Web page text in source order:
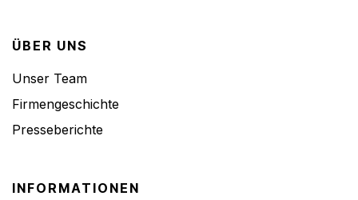
ÜBER UNS
Unser Team
Firmengeschichte
Presseberichte
INFORMATIONEN